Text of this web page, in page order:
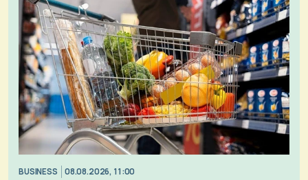
BUSINESS 08.08.2026, 11:00